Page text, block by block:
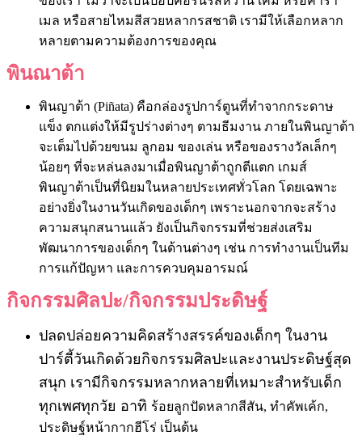
เมล หรือสายไหมสีสวยหลากรสชาติ เรามีให้เลือกหลาก
หลายตามความต้องการของคุณ
พินณาต้า
พินญาต้า (Piñata) คือกล่องรูปการ์ตูนที่ทำจากกระดาษ
แข็ง ตกแต่งให้มีรูปร่างต่างๆ ตามธีมงาน ภายในพินญาต้า
จะเต็มไปด้วยขนม ลูกอม ของเล่น หรือของรางวัลเล็กๆ
น้อยๆ ที่จะหล่นลงมาเมื่อพินญาต้าถูกตีแตก เกมส์
พินญาต้าเป็นที่นิยมในหลายประเทศทั่วโลก โดยเฉพาะ
อย่างยิ่งในงานวันเกิดของเด็กๆ เพราะนอกจากจะสร้าง
ความสนุกสนานแล้ว ยังเป็นกิจกรรมที่ช่วยส่งเสริม
พัฒนาการของเด็กๆ ในด้านต่างๆ เช่น การทำงานเป็นทีม
การแก้ปัญหา และการควบคุมอารมณ์
กิจกรรมศิลปะ/กิจกรรมประดิษฐ์
ปลดปล่อยความคิดสร้างสรรค์ของเด็กๆ ในงาน
ปาร์ตี้วันเกิดด้วยกิจกรรมศิลปะและงานประดิษฐ์สุด
สนุก เรามีกิจกรรมหลากหลายที่เหมาะสำหรับเด็ก
ทุกเพศทุกวัย อาทิ ร้อยลูกปัดหลากสีสัน, ทำคัพเค้ก,
ประดิษฐ์หน้ากากฮีโร่ เป็นต้น